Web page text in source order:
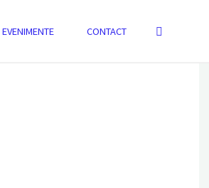
EVENIMENTE CONTACT